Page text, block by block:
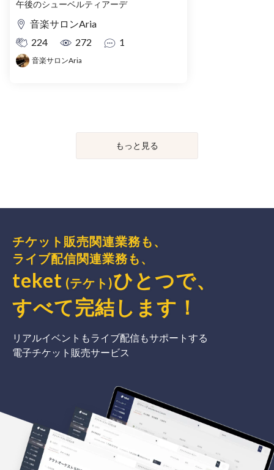
午後のシューベルティアーデ
音楽サロンAria
224
272 1
音楽サロンAria
もっと見る
チケット販売関連業務も、
ライブ配信関連業務も、
teket (テケト)ひとつで、
すべて完結 します ！
リアルイベントもライブ配信もサポートする
電子チケット販売サービス